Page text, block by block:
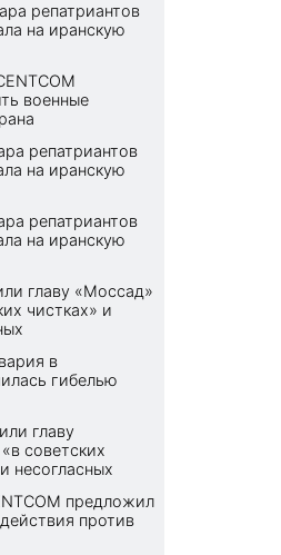
репатриантов
на иранскую
военные
репатриантов
на иранскую
репатриантов
на иранскую
главу «Моссад»
чистках» и
в
гибелью
главу
советских
несогласных
предложил
против